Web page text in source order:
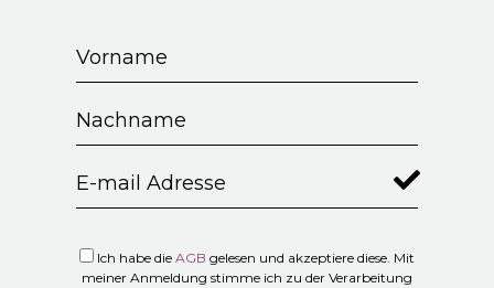
Ich habe die AGB gelesen und akzeptiere diese. Mit
meiner Anmeldung stimme ich zu der Verarbeitung